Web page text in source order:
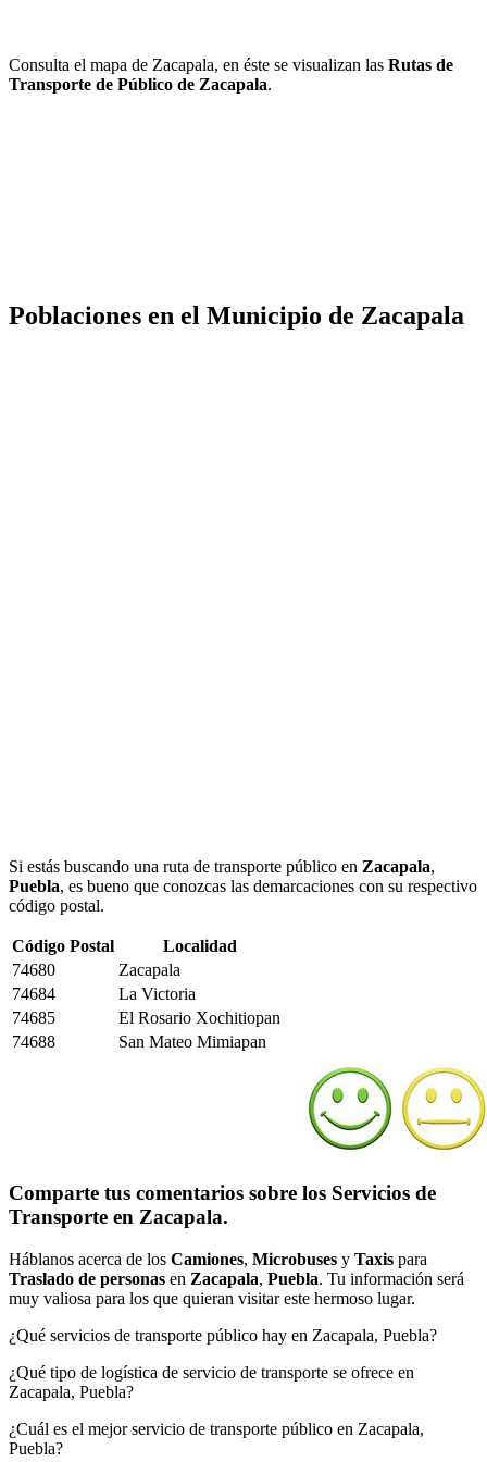
Consulta el mapa de Zacapala, en éste se visualizan las Rutas de
Transporte de Público de Zacapala.
Poblaciones en el Municipio de Zacapala
Si estás buscando una ruta de transporte público en Zacapala,
Puebla, es bueno que conozcas las demarcaciones con su respectivo
código postal.
Código Postal
Localidad
74680
Zacapala
74684
La Victoria
74685
El Rosario Xochitiopan
74688
San Mateo Mimiapan
Comparte tus comentarios sobre los Servicios de
Transporte en Zacapala.
Háblanos acerca de los Camiones, Microbuses y Taxis para
Traslado de personas en Zacapala, Puebla. Tu información será
muy valiosa para los que quieran visitar este hermoso lugar.
¿Qué servicios de transporte público hay en Zacapala, Puebla?
¿Qué tipo de logística de servicio de transporte se ofrece en
Zacapala, Puebla?
¿Cuál es el mejor servicio de transporte público en Zacapala,
Puebla?